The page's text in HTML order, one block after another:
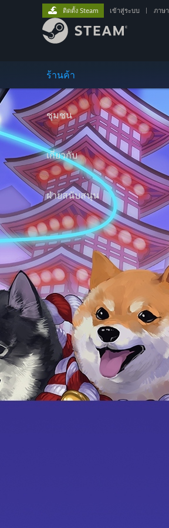
ร้านค้า
ชุมชน
เกี่ยวกับ
ฝ่ายสนับสนุน
ติดตั้ง Steam เข้าสู่ระบบ ภาษา